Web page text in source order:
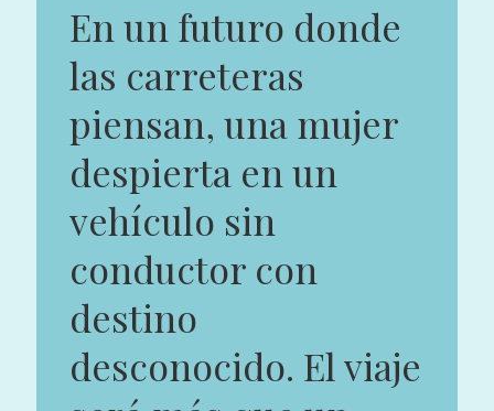
En un futuro donde
las carreteras
piensan, una mujer
despierta en un
vehículo sin
conductor con
destino
desconocido. El viaje